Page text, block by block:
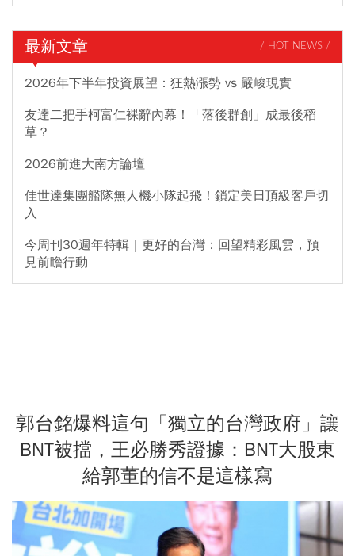
最新文章 / HOT NEWS /
2026年下半年投資展望：狂熱漲勢 vs 嚴峻現實
友達二把手柯富仁裸辭內幕！「落後群創」成最後稻
草？
2026前進大南方論壇
佳世達集團艦隊無人機小隊起飛！鎖定美日頂級客戶切
入
今周刊30週年特輯｜更好的台灣：回望精彩風雲，預
見前瞻行動
郭台銘爆料這句「獨立的台灣政府」讓
BNT被擋，王必勝秀證據：BNT大股東
給郭董的信不是這樣寫